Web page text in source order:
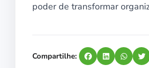
poder de transformar
Compartilhe: